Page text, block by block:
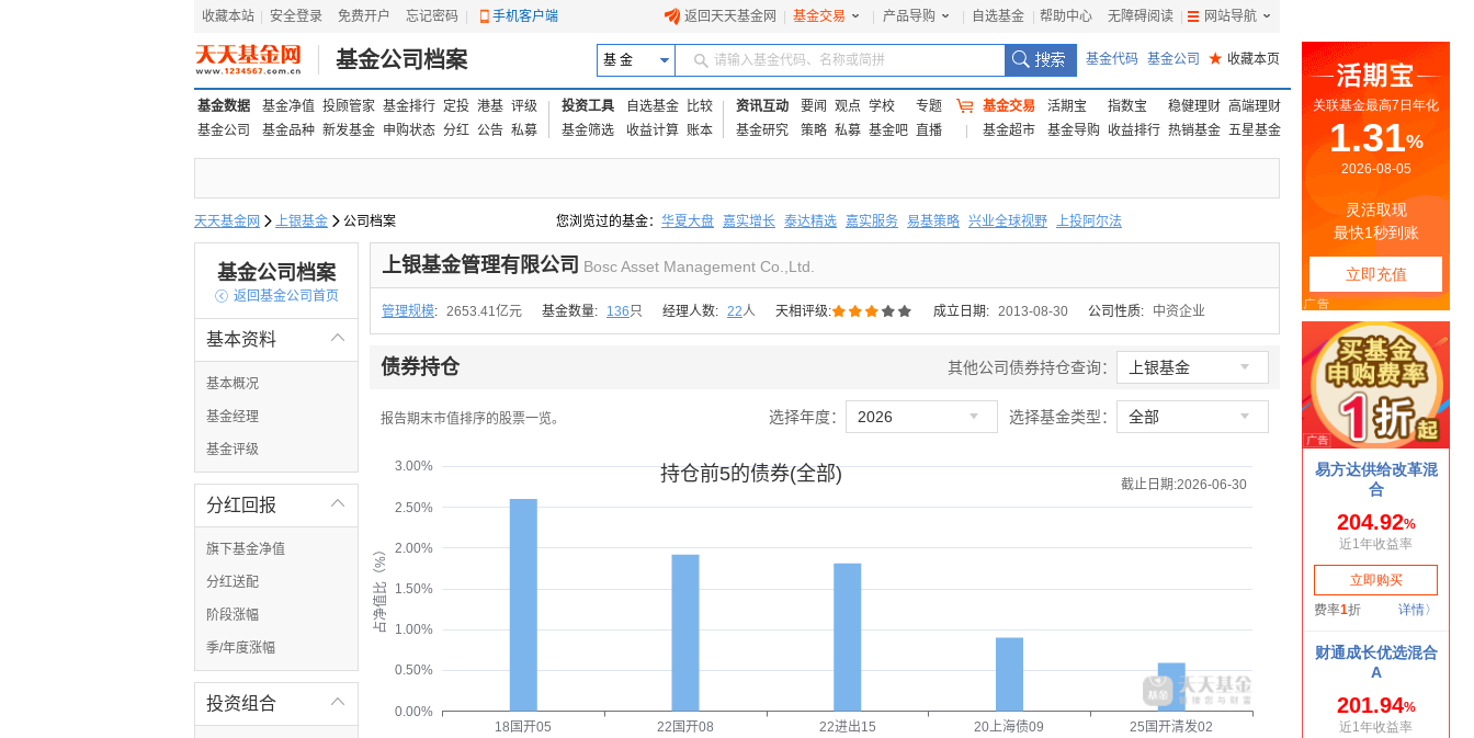
收藏本站 安全登录 免费开户 忘记密码 手机客户端 返回天天基金网 基金交易 产品导购 自选基金 帮助中心 无障碍阅读 网站导航
基金公司档案 基 金 请输入基金代码、名称或简拼 基金代码 基金公司 ★ 收藏本页
基金数据 基金净值 投顾管家 基金排行 定投 港基 评级
基金公司
基金品种 新发基金 申购状态 分红 公告 私募
投资工具 自选基金
比较
基金筛选
收益计算 账本
资讯互动 要闻 观点 学校
专题
基金研究
策略 私募 基金吧 直播
基金交易 活期宝 指数宝 稳健理财 高端理财
基金超市
基金导购 收益排行 热销基金 五星基金
天天基金网  上银基金  公司档案 您浏览过的基金： 华夏大盘 嘉实增长 泰达精选 嘉实服务 易基策略 兴业全球视野 上投阿尔法
易方达上证中盘ETF联接A
基金公司档案
 返回基金公司首页

基本资料
基本概况
基金经理
基金评级

分红回报
旗下基金净值
分红送配
阶段涨幅
季/年度涨幅

投资组合
上银基金管理有限公司 Bosc Asset Management Co.,Ltd.
管理规模: 2653.41亿元 基金数量: 136只 经理人数: 22人 天相评级: 成立日期: 2013-08-30 公司性质: 中资企业
债券持仓 其他公司债券持仓查询： 上银基金 
报告期末市值排序的股票一览。 全部 
选择基金类型：
2026 
选择年度：
占净值比（%）
0.00%
0.50%
1.00%
1.50%
2.00%
2.50%
3.00%
18国开05 22国开08 22进出15 20上海债09 25国开清发02
截止日期:2026-06-30
持仓前5的债券(全部)